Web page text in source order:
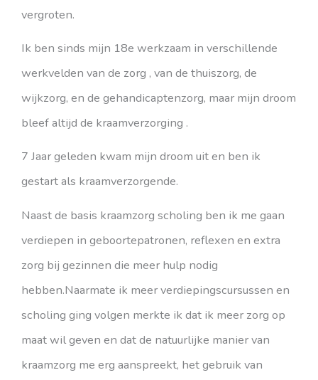
vergroten.
Ik ben sinds mijn 18e werkzaam in verschillende
werkvelden van de zorg , van de thuiszorg, de
wijkzorg, en de gehandicaptenzorg, maar mijn droom
bleef altijd de kraamverzorging .
7 Jaar geleden kwam mijn droom uit en ben ik
gestart als kraamverzorgende.
Naast de basis kraamzorg scholing ben ik me gaan
verdiepen in geboortepatronen, reflexen en extra
zorg bij gezinnen die meer hulp nodig
hebben.Naarmate ik meer verdiepingscursussen en
scholing ging volgen merkte ik dat ik meer zorg op
maat wil geven en dat de natuurlijke manier van
kraamzorg me erg aanspreekt, het gebruik van